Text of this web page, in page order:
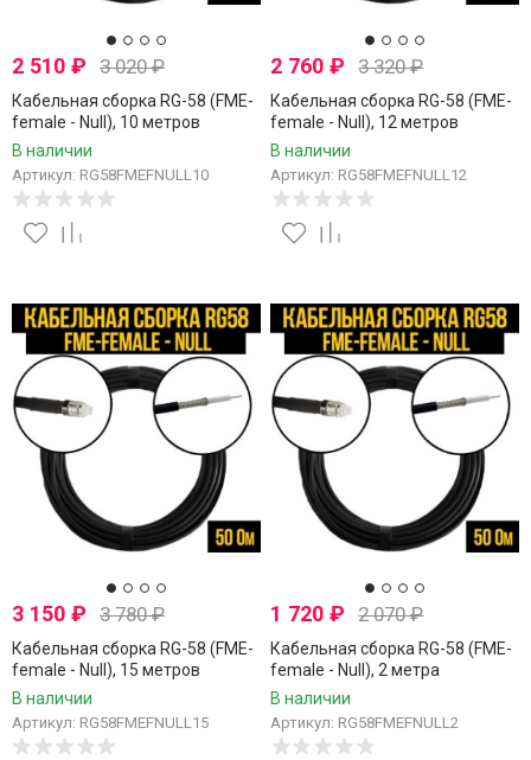
2 510 ₽ 3 020₽
Кабельная сборка RG-58 (FME-
female - Null), 10 метров
В наличии
Артикул: RG58FMEFNULL10
2 760₽ 3 320₽
Кабельная сборка RG-58 (FME-
female - Null), 12 метров
В наличии
Артикул: RG58FMEFNULL12
3 150 ₽ 3 780₽
Кабельная сборка RG-58 (FME-
female - Null), 15 метров
В наличии
Артикул: RG58FMEFNULL15
1 720₽ 2 070₽
Кабельная сборка RG-58 (FME-
female - Null), 2 метра
В наличии
Артикул: RG58FMEFNULL2